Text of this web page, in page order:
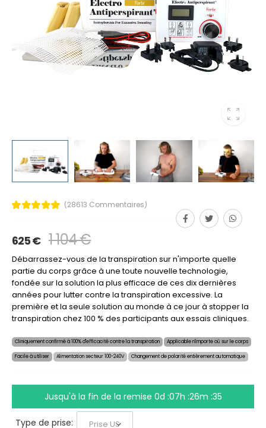
(28613 Commentaires)
625 € 1 104 €
Débarrassez-vous de la transpiration sur n'importe quelle
partie du corps grâce à une toute nouvelle technologie,
fondée sur la solution la plus efficace de ces dix dernières
années pour lutter contre la transpiration excessive. La
première et la seule solution au monde à ce jour à stopper la
transpiration chez 100 % des participants aux essais cliniques.
Cliniquement confirmé à 100% d'efficacité contre la transpiration Applicable n'importe où sur le corps
Facile à utiliser Alimentation secteur 100-240V Changement de polarité entièrement automatique
Jusqu'à la fin de la remise 0d :07h :26m :35
Type de prise: